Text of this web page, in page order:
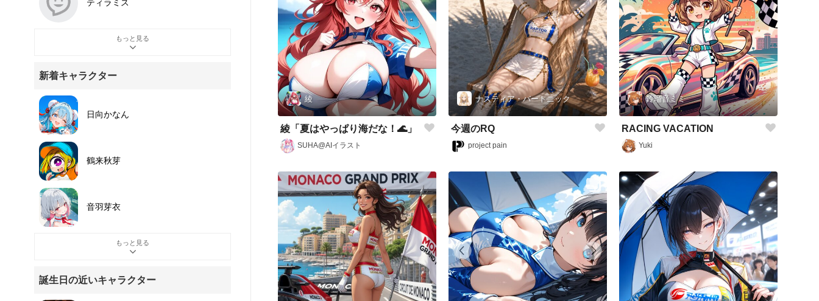
綾
綾「夏はやっぱり海だな！🌊」
SUHA@AIイラスト
ナスティア・バートニック
今週のRQ
project pain
鈴瑠音ミミ
RACING VACATION
Yuki
ティラミス
もっと見る
新着キャラクター
日向かなん
鶴来秋芽
音羽芽衣
もっと見る
誕生日の近いキャラクター